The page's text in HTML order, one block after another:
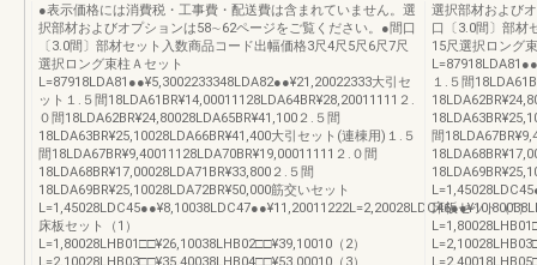
●表示価格には消費税・工事費・配送費は含まれていません。選
択部材およびオプションは58∼62ページをご覧ください。●間口
〔3.0間〕部材セット入数商品コード出幅価格3尺4尺5尺6尺7尺
選択ロング束柱Ａセット
L=87918LDA81●●¥5,3002233348LDA82●●¥21,20022333大引セ
ット１.５間18LDA61BR¥14,00011128LDA64BR¥28,20011111２.
０間18LDA62BR¥24,80028LDA65BR¥41,100２.５間
18LDA63BR¥25,10028LDA66BR¥41,400大引セット(連棟用)１.５
間18LDA67BR¥9,40011128LDA70BR¥19,00011111２.０間
18LDA68BR¥17,00028LDA71BR¥33,800２.５間
18LDA69BR¥25,10028LDA72BR¥50,000筋交いセット
床板セット（1）
L=1,80028LHB01□□¥26,10038LHB02□□¥39,10010（2）
L=2,10028LHB03□□¥35,40038LHB04□□¥53,00010（3）
選択部材および
口〔3.0間〕部材
15尺選択ロング
１.５間
間
床板セット（1）